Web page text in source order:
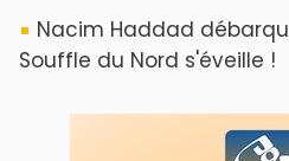
Nacim Haddad
Souffle du Nord s'éveille !